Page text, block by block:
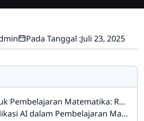
Pada Tanggal :Juli 23, 2025
Matematika: Revolusi dalam Pendidikan Era Digital
AI dalam Pembelajaran Matematika